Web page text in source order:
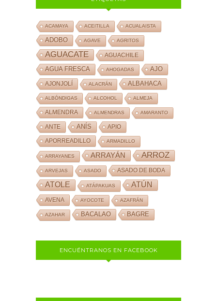
ACAMAYA ACEITILLA ACUALAISTA
ADOBO AGAVE AGRITOS
AGUACATE AGUACHILE
AGUA FRESCA AHOGADAS AJO
AJONJOLÍ ALACRÁN ALBAHACA
ALBÓNDIGAS ALCOHOL ALMEJA
ALMENDRA ALMENDRAS AMARANTO
ANTE ANÍS APIO
APORREADILLO ARMADILLO
ARRAYANES ARRAYÁN ARROZ
ARVEJAS ASADO ASADO DE BODA
ATOLE ATÁPAKUAS ATÚN
AVENA AYOCOTE AZAFRÁN
AZAHAR BACALAO BAGRE
ENCUÉNTRANOS EN FACEBOOK